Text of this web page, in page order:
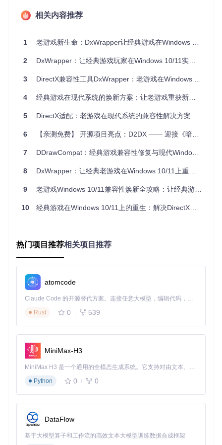
源，在启动阶段就被系统安全策略拦截。
t3D 1-7的老旧指令翻译成现代Direct3D 9 API。这相当于为老
过时指令。
渲染优化引擎
内置的渲染优化模块能够动态调整游戏图形输出，包括分辨率
增强、色彩校正和帧率控制。通过LegacyD3DResolutionHac
k技术，可解除老游戏的分辨率锁定，让像素艺术在高分辨率
显示器上呈现清晰细节。
系统兼容性适配
针对Windows 10/11的系统特性，DxWrapper提供专门的兼容
向。这些技术让老游戏能够在现代安全机制下平稳运行，就像
画质提升
不仅解决兼容性问题，更能提升老游戏的视觉表现。原本模糊
的纹理变得清晰，单调的色彩获得层次感，让经典游戏呈现出
前所未有的视觉效果。
性能优化
等对帧率敏感的游戏中，这一功能可显著提升游戏流畅度。
存档与 mods 兼容
DxWrapper保持游戏原始文件结构不变，确保存档文件和社区
四步部署指南
准备阶段：获取与选择
相关内容推荐
1 老游戏新生命：DxWrapper让经典游戏在Windows 10/11焕发第二春
2 DxWrapper：让经典游戏玩家在Windows 10/11实现完美运行
3 DirectX兼容性工具DxWrapper：老游戏在Windows 10/11的焕新方案
4 经典游戏在现代系统的焕新方案：让老游戏重获新生的兼容性工具
5 DirectX适配：老游戏在现代系统的兼容性解决方案
6 【亲测免费】 开源项目亮点：D2DX —— 迎接《暗黑破坏神II》现代化体验
7 DDrawCompat：经典游戏兼容性修复与现代Windows系统焕新体验
8 DxWrapper：让经典老游戏在Windows 10/11上重获新生
9 老游戏Windows 10/11兼容性焕新全攻略：让经典游戏重获新生
10 经典游戏在Windows 10/11上的重生：解决DirectX兼容性难题
热门项目推荐相关项目推荐
atomcode
Claude Code 的开源替代方案。连接任意大模型，编辑代码，运行命令，自动验证 — 全自动执行。用 Rust 构建，极致性能。 ｜ An open-source alternative to Claude Code. Connect any LLM, edit code, run commands, and verify changes — autonomously. Built in Rust for speed. Get Started
Rust
0 539
MiniMax-H3
MiniMax H3 是一个通用的全模态生成系统。它支持对由文本、图像、视频和音频组成的多模态上下文进行统一理解，并能生成分辨率高达 2K、时长可达 15 秒的带原生立体声音频的视频。得益于面向任务泛化的系统设计，H3 在预训练阶段就已具备广泛的多模态上下文理解与生成能力，能够出色地执行复杂的多模态指令。
Python
0 0
DataFlow
基于大模型算子和工作流的高效文本大模型训练数据合成框架